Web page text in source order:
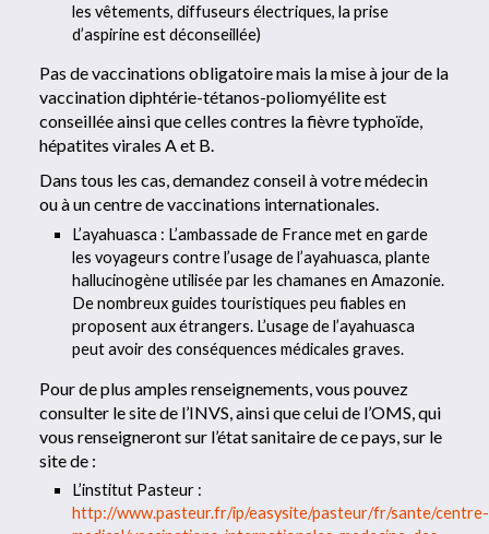
les vêtements, diffuseurs électriques, la prise
d’aspirine est déconseillée)
Pas de vaccinations obligatoire mais la mise à jour de la
vaccination diphtérie-tétanos-poliomyélite est
conseillée ainsi que celles contres la fièvre typhoïde,
hépatites virales A et B.
Dans tous les cas, demandez conseil à votre médecin
ou à un centre de vaccinations internationales.
L’ayahuasca : L’ambassade de France met en garde
les voyageurs contre l’usage de l’ayahuasca, plante
hallucinogène utilisée par les chamanes en Amazonie.
De nombreux guides touristiques peu fiables en
proposent aux étrangers. L’usage de l’ayahuasca
peut avoir des conséquences médicales graves.
Pour de plus amples renseignements, vous pouvez
consulter le site de l’INVS, ainsi que celui de l’OMS, qui
vous renseigneront sur l’état sanitaire de ce pays, sur le
site de :
L’institut Pasteur :
http://www.pasteur.fr/ip/easysite/pasteur/fr/sante/centre-